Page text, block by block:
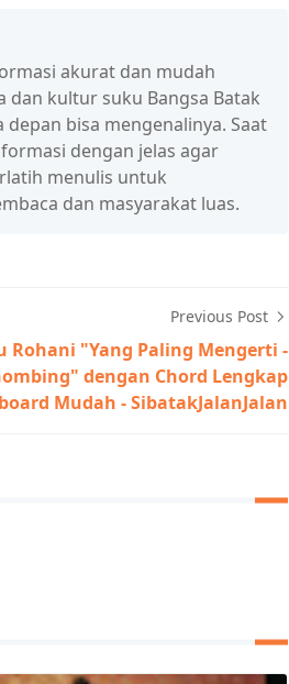
akurat dan mudah
kultur suku Bangsa Batak
bisa mengenalinya. Saat
dengan jelas agar
menulis untuk
dan masyarakat luas.
Previous Post
Rohani "Yang Paling Mengerti -
dengan Chord Lengkap
Mudah - SibatakJalanJalan